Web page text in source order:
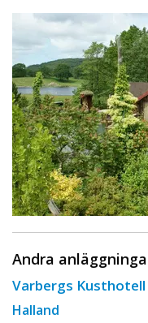
Andra
Varbergs Kusthotell
Halland